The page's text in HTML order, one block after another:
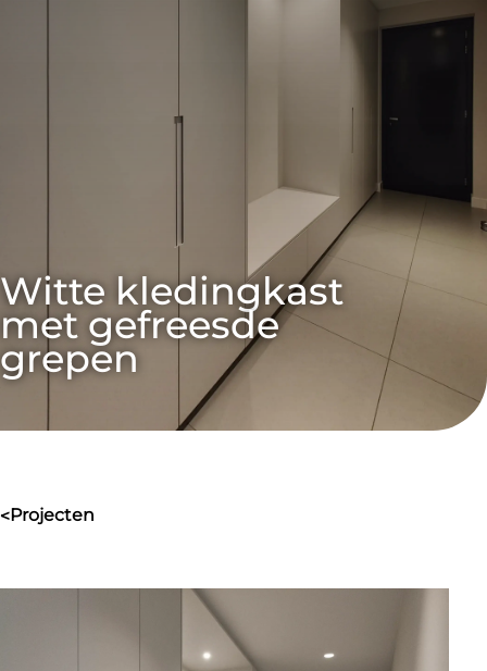
Witte kledingkast
met gefreesde
grepen
> projecten